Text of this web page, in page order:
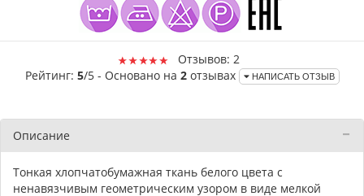
Отзывов: 2
Рейтинг: 5/5 - Основано на 2 отзывах НАПИСАТЬ ОТЗЫВ
Описание
Тонкая хлопчатобумажная ткань белого цвета с
ненавязчивым геометрическим узором в виде мелкой